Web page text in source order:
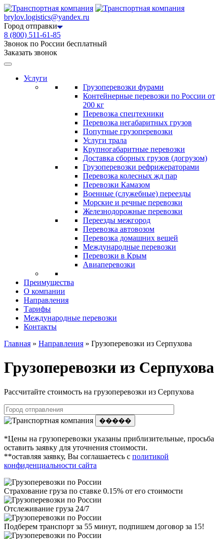
brylov.logistics@yandex.ru
Город отправки
8 (800) 511-61-85
Звонок по России бесплатный
Заказать звонок
Услуги
Грузоперевозки фурами
Контейнерные перевозки по России от
200 кг
Перевозка спецтехники
Перевозка негабаритных грузов
Попутные грузоперевозки
Услуги трала
Крупногабаритные перевозки
Доставка сборных грузов (догрузом)
Грузоперевозки рефрижераторами
Перевозка колесных жд пар
Перевозки Камазом
Военные (служебные) переезды
Морские и речные перевозки
Железнодорожные перевозки
Переезды межгород
Перевозка автовозом
Перевозка домашних вещей
Международные перевозки
Перевозки в Крым
Авиаперевозки
Преимущества
О компании
Направления
Тарифы
Международные перевозки
Контакты
Главная » Направления » Грузоперевозки из Серпухова
Грузоперевозки из Серпухова
Рассчитайте стоимость на грузоперевозки из Серпухова
�����
*Цены на грузоперевозки указаны приблизительные, просьба
оставить заявку для уточнения стоимости.
**оставляя заявку, Вы соглашаетесь с политикой
конфиденциальности сайта
Страхование груза по ставке 0.15% от его стоимости
Отслеживание груза 24/7
Подберем транспорт за 55 минут, подпишем договор за 15!